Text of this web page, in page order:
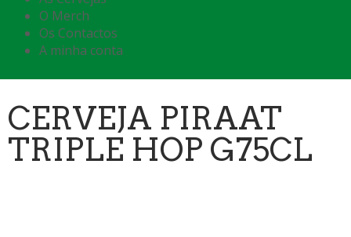
O Merch
Os Contactos
A minha conta
CERVEJA PIRAAT
TRIPLE HOP G75CL